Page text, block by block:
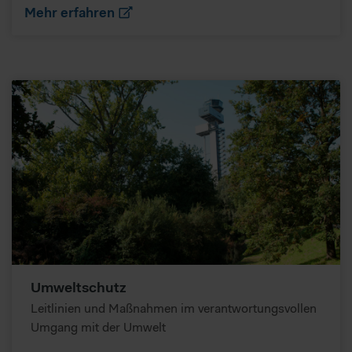
Mehr erfahren
Umweltschutz
Leitlinien und Maßnahmen im verantwortungsvollen
Umgang mit der Umwelt